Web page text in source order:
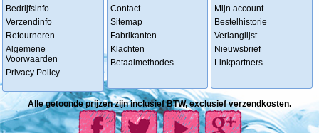
Bedrijfsinfo
Verzendinfo
Retourneren
Algemene
Voorwaarden
Privacy Policy
Contact
Sitemap
Fabrikanten
Klachten
Betaalmethodes
Mijn account
Bestelhistorie
Verlanglijst
Nieuwsbrief
Linkpartners
Alle getoonde prijzen zijn inclusief BTW, exclusief verzendkosten.